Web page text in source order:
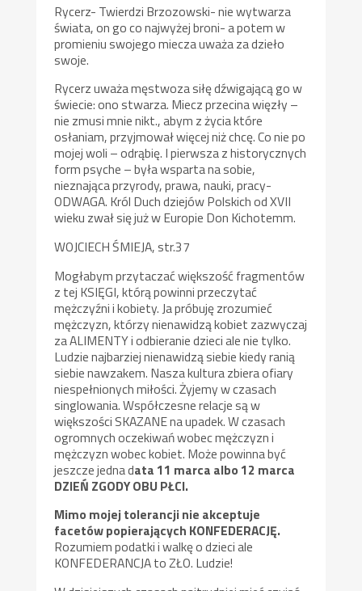
Rycerz- Twierdzi Brzozowski- nie wytwarza
świata, on go co najwyżej broni- a potem w
promieniu swojego miecza uważa za dzieło
swoje.
Rycerz uważa męstwoza siłę dźwigającą go w
świecie: ono stwarza. Miecz przecina więzły –
nie zmusi mnie nikt., abym z życia które
osłaniam, przyjmował więcej niż chcę. Co nie po
mojej woli – odrąbię. I pierwsza z historycznych
form psyche – była wsparta na sobie,
nieznająca przyrody, prawa, nauki, pracy-
ODWAGA. Król Duch dziejów Polskich od XVII
wieku zwał się już w Europie Don Kichotemm.
WOJCIECH ŚMIEJA, str.37
Mogłabym przytaczać większość fragmentów
z tej KSIĘGI, którą powinni przeczytać
mężczyźni i kobiety. Ja próbuję zrozumieć
mężczyzn, którzy nienawidzą kobiet zazwyczaj
za ALIMENTY i odbieranie dzieci ale nie tylko.
Ludzie najbarziej nienawidzą siebie kiedy ranią
siebie nawzakem. Nasza kultura zbiera ofiary
niespełnionych miłości. Żyjemy w czasach
singlowania. Współczesne relacje są w
większości SKAZANE na upadek. W czasach
ogromnych oczekiwań wobec mężczyzn i
mężczyzn wobec kobiet. Może powinna być
jeszcze jedna data 11 marca albo 12 marca
DZIEŃ ZGODY OBU PŁCI.
Mimo mojej tolerancji nie akceptuje
facetów popierających KONFEDERACJĘ.
Rozumiem podatki i walkę o dzieci ale
KONFEDERANCJA to ZŁO. Ludzie!